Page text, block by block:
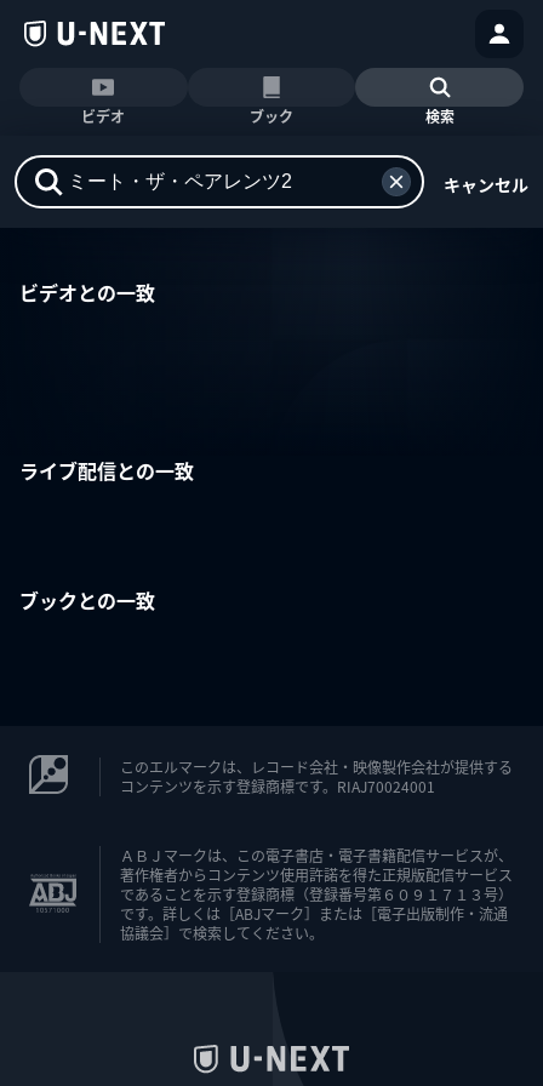
ビデオ ブック 検索
キャンセル
ビデオとの一致
ライブ配信との一致
ブックとの一致
このエルマークは、レコード会社・映像製作会社が提供する
コンテンツを示す登録商標です。RIAJ70024001
ＡＢＪマークは、この電子書店・電子書籍配信サービスが、
著作権者からコンテンツ使用許諾を得た正規版配信サービス
であることを示す登録商標（登録番号第６０９１７１３号）
です。詳しくは［ABJマーク］または［電子出版制作・流通
協議会］で検索してください。